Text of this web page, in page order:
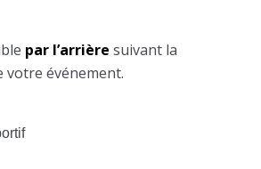
par l’arrière suivant la
événement.